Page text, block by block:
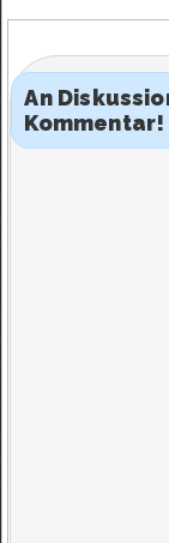
An
Kommentar!